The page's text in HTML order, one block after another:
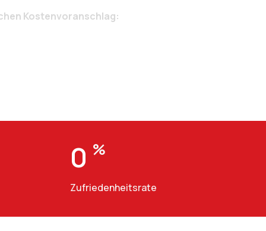
Kostenvoranschlag:
0 %
Zufriedenheitsrate